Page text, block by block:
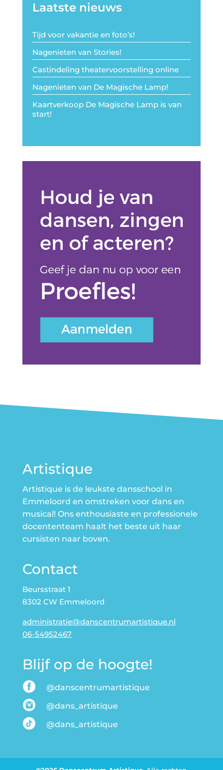
Laatste nieuws
Tijd voor vakantie en foto’s!
Nagenieten van Stories!
Castindeling theatervoorstelling online
Nagenieten van De Magische Lamp!
Kaartverkoop De Magische Lamp is van
start!
Artistique
Artistique is de leukste dansschool in
Emmeloord en omstreken voor dans en
musical! Ons enthousiaste en professionele
docententeam haalt het beste uit haar
cursisten naar boven.
Contact
Beursstraat 1
8302 CW Emmeloord
administratie@danscentrumartistique.nl
06-54952467
Blijf op de hoogte!
@danscentrumartistique
@dans_artistique
@dans_artistique